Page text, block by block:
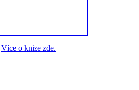
Více o knize zde.